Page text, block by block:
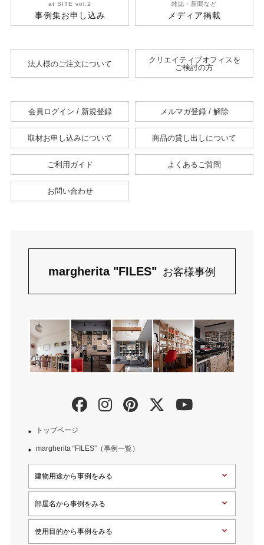
at SITE vol.2
事例集お申し込み
雑誌・新聞など
メディア掲載
法人様のご注文について
クリエイティブオフィスを
ご検討の方
会員ログイン / 新規登録 メルマガ登録 / 解除
取材お申し込みについて 商品の貸し出しについて
ご利用ガイド よくあるご質問
お問い合わせ
margherita "FILES" お客様事例
トップページ
margherita “FILES”（事例一覧）
建物用途から事例をみる
部屋名から事例をみる
使用目的から事例をみる